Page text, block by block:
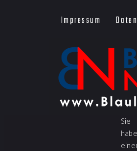
Impressum
Sie